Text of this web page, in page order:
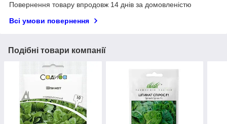
Повернення товару впродовж 14 днів за домовленістю
Всі умови повернення
Подібні товари компанії